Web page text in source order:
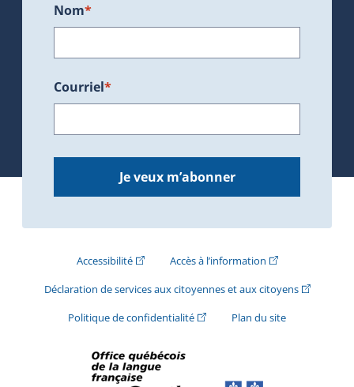
Nom*
Courriel*
Je veux m’abonner
Accessibilité(Cet hyperlien externe s'ouvrira dans une
Accès à l’information(Cet hyperlien
Déclaration de services aux citoyennes et aux citoyens(Cet
Politique de confidentialité(Cet hyperlien externe s'ouvrira
Plan du site